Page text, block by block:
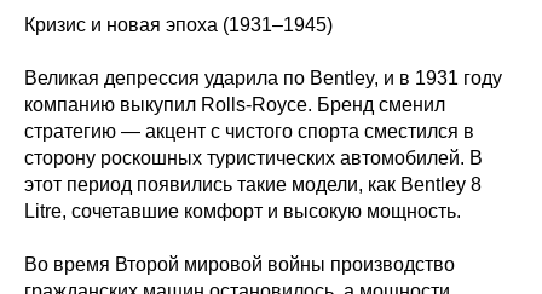
Кризис и новая эпоха (1931–1945)
Великая депрессия ударила по Bentley, и в 1931 году
компанию выкупил Rolls-Royce. Бренд сменил
стратегию — акцент с чистого спорта сместился в
сторону роскошных туристических автомобилей. В
этот период появились такие модели, как Bentley 8
Litre, сочетавшие комфорт и высокую мощность.
Во время Второй мировой войны производство